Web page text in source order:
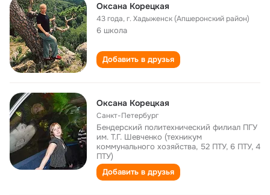
Оксана Корецкая
43 года,г. Хадыженск (Апшеронский район)
6 школа
Добавить в друзья
Оксана Корецкая
Санкт-Петербург
Бендерский политехнический филиал ПГУ
им. Т.Г. Шевченко (техникум
коммунального хозяйства, 52 ПТУ, 6 ПТУ, 4
ПТУ)
Добавить в друзья